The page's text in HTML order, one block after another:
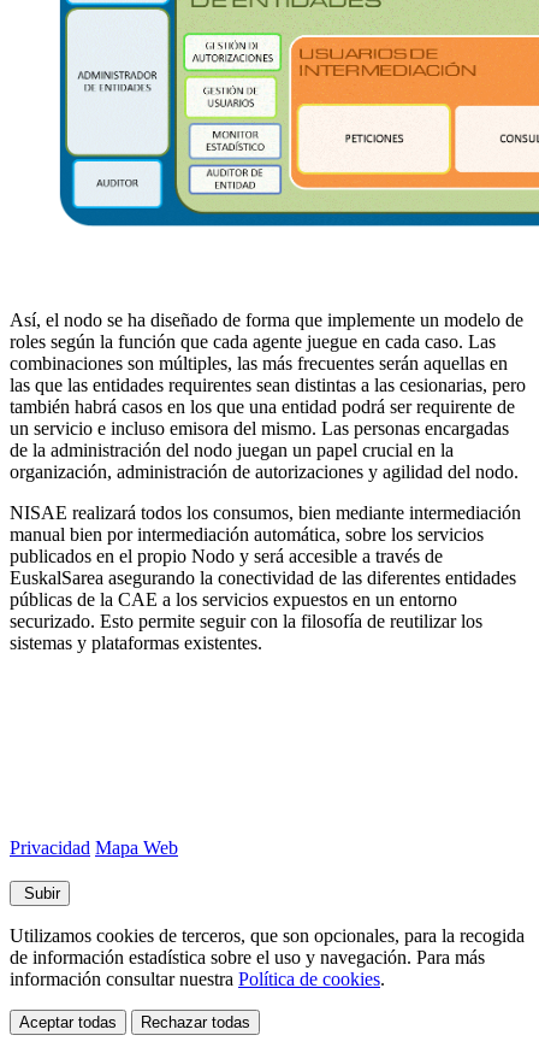
Así, el nodo se ha diseñado de forma que implemente un modelo de
roles según la función que cada agente juegue en cada caso. Las
combinaciones son múltiples, las más frecuentes serán aquellas en
las que las entidades requirentes sean distintas a las cesionarias, pero
también habrá casos en los que una entidad podrá ser requirente de
un servicio e incluso emisora del mismo. Las personas encargadas
de la administración del nodo juegan un papel crucial en la
organización, administración de autorizaciones y agilidad del nodo.
NISAE realizará todos los consumos, bien mediante intermediación
manual bien por intermediación automática, sobre los servicios
publicados en el propio Nodo y será accesible a través de
EuskalSarea asegurando la conectividad de las diferentes entidades
públicas de la CAE a los servicios expuestos en un entorno
securizado. Esto permite seguir con la filosofía de reutilizar los
sistemas y plataformas existentes.
Privacidad Mapa Web
Subir
Utilizamos cookies de terceros, que son opcionales, para la recogida
de información estadística sobre el uso y navegación. Para más
información consultar nuestra Política de cookies.
Aceptar todas Rechazar todas